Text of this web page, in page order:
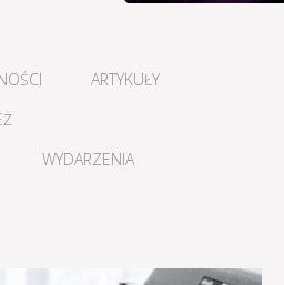
ARTYKUŁY
WYDARZENIA